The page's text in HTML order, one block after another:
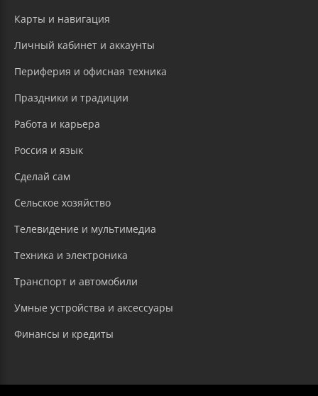
Карты и навигация
Личный кабинет и аккаунты
Периферия и офисная техника
Праздники и традиции
Работа и карьера
Россия и язык
Сделай сам
Сельское хозяйство
Телевидение и мультимедиа
Техника и электроника
Транспорт и автомобили
Умные устройства и аксессуары
Финансы и кредиты